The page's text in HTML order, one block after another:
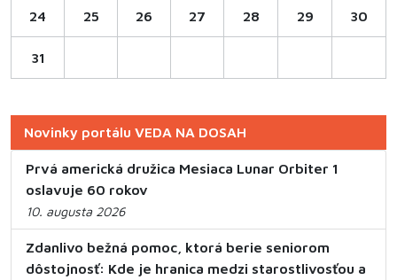
24 25 26 27 28 29 30
31
Novinky portálu VEDA NA DOSAH
Prvá americká družica Mesiaca Lunar Orbiter 1
oslavuje 60 rokov
10. augusta 2026
Zdanlivo bežná pomoc, ktorá berie seniorom
dôstojnosť: Kde je hranica medzi starostlivosťou a